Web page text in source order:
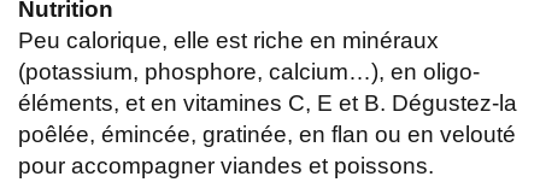
Nutrition
Peu calorique, elle est riche en minéraux
(potassium, phosphore, calcium…), en oligo-
éléments, et en vitamines C, E et B. Dégustez-la
poêlée, émincée, gratinée, en flan ou en velouté
pour accompagner viandes et poissons.